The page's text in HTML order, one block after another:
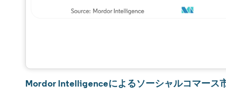
Mordor Intelligenceによるソーシャルコマース